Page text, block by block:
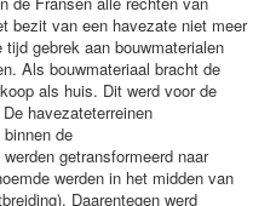
bezit van een havezate niet meer
gebrek aan bouwmaterialen
Als bouwmateriaal bracht de
als huis. Dit werd voor de
havezateterreinen
binnen de
werden getransformeerd naar
werden in het midden van
Daarentegen werd